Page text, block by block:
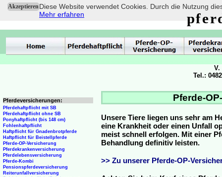
AkzeptierenDiese Website verwendet Cookies. Durch die Nutzung
Mehr erfahren
Pferde-
Unsere Tiere liegen uns sehr am
eine Krankheit oder einen Unfall
meist schnell erfolgen. Mit einer
Behandlung definitiv leisten.
>> Zu unserer Pferde-OP-
Pferdeversicherungen:
Pferdehaftpflicht mit SB
Pferdehaftpflicht ohne SB
Ponyhaftpflicht (bis 148 cm)
Fohlenhaftpflicht
Haftpflicht für Gnadenbrotpferde
Haftpflicht für Beistellpferde
Pferde-OP-Versicherung
Pferdekrankenversicherung
Pferdelebensversicherung
Pferde-Kombi
Pensionspferdeversicherung
Reiterunfallversicherung
V.
Tel.: